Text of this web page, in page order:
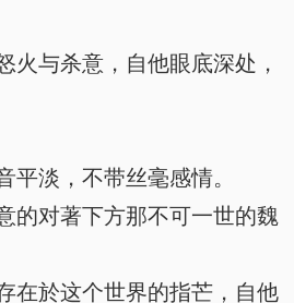
与杀意，自他眼底深处，
淡，不带丝毫感情。
对著下方那不可一世的魏
於这个世界的指芒，自他